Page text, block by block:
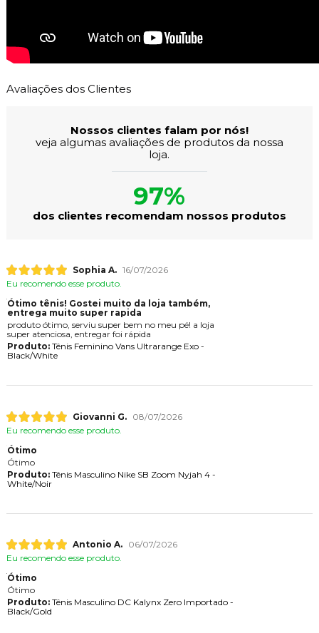
Avaliações dos Clientes
Nossos clientes falam por nós!
veja algumas avaliações de produtos da nossa
loja.
97%
dos clientes recomendam nossos produtos
Sophia A. 16/07/2026
Eu recomendo esse produto.
Ótimo tênis! Gostei muito da loja também,
entrega muito super rapida
produto ótimo, serviu super bem no meu pé! a loja
super atenciosa, entregar foi rápida
Produto:Tênis Feminino Vans Ultrarange Exo -
Black/White
Giovanni G.
08/07/2026
Eu recomendo esse produto.
Ótimo
Ótimo
Produto:Tênis Masculino Nike SB Zoom Nyjah 4 -
White/Noir
Antonio A.
06/07/2026
Eu recomendo esse produto.
Ótimo
Ótimo
Produto:Tênis Masculino DC Kalynx Zero Importado -
Black/Gold